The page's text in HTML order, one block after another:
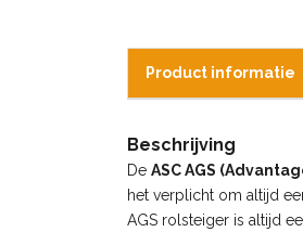
Product informatie
Beschrijving
De ASC AGS
het verplicht om altijd
AGS rolsteiger is altijd